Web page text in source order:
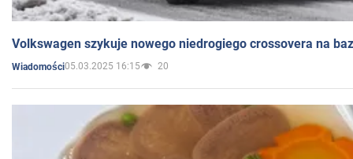
Volkswagen szykuje nowego niedrogiego crossovera na
Wiadomości05.03.2025 16:15 20